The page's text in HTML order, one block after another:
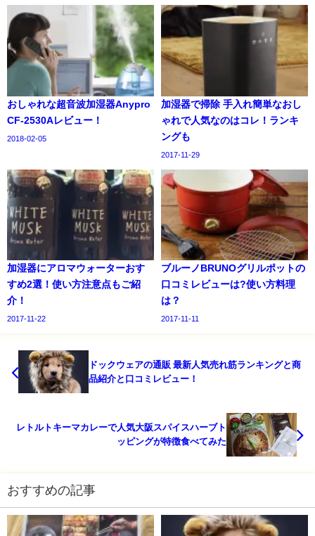
おしゃれな超音波加湿器Anypro
CF-2530Aレビュー！
2018-02-05
加湿器で掃除 手入れ簡単なおし
ゃれで人気なのはコレ！ランキ
ングも
2017-11-29
加湿器にアロマウォーターおす
すめ2選！使い方注意点もご紹
介！
2017-11-22
ブルーノBRUNOグリルポットの
口コミレビューは?使い方料理
は？
2017-11-11
ドックウェアの通販 最新人気売れ筋ランキングと商
品紹介と口コミレビュー！
レトルトキーマカレーで人気大阪スパイスハーブト
ッピングが特徴食べてみた
おすすめの記事